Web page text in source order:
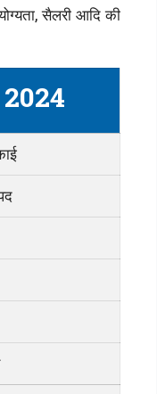
सैलरी आदि की